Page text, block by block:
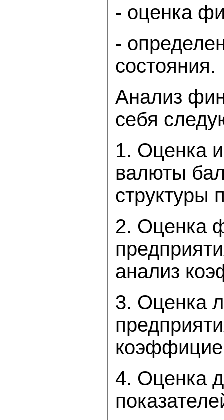
- оценка
-
состояния.
Анализ
себя
1. Оценка
валюты
структуры
2. Оценка
анализ
3. Оценка
4. Оценка